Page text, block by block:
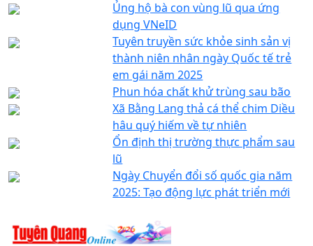
Ủng hộ bà con vùng lũ qua ứng
dụng VNeID
Tuyên truyền sức khỏe sinh sản vị
thành niên nhân ngày Quốc tế trẻ
em gái năm 2025
Phun hóa chất khử trùng sau bão
Xã Bằng Lang thả cá thể chim Diều
hâu quý hiếm về tự nhiên
Ổn định thị trường thực phẩm sau
lũ
Ngày Chuyển đổi số quốc gia năm
2025: Tạo động lực phát triển mới